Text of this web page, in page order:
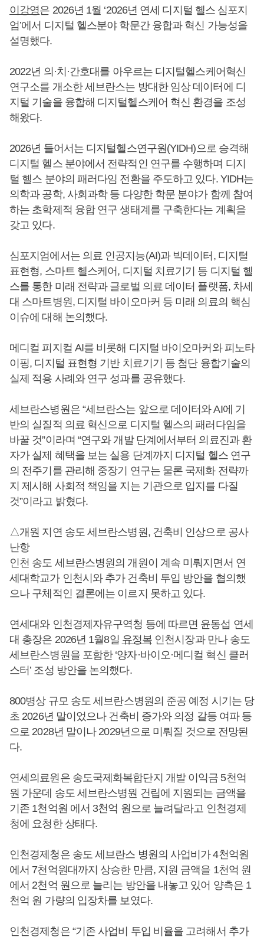
이강영은 2026년 1월 ‘2026년 연세 디지털 헬스 심포지
엄’에서 디지털 헬스분야 학문간 융합과 혁신 가능성을
설명했다.
2022년 의·치·간호대를 아우르는 디지털헬스케어혁신
연구소를 개소한 세브란스는 방대한 임상 데이터에 디
지털 기술을 융합해 디지털헬스케어 혁신 환경을 조성
해왔다.
2026년 들어서는 디지털헬스연구원(YIDH)으로 승격해
디지털 헬스 분야에서 전략적인 연구를 수행하며 디지
털 헬스 분야의 패러다임 전환을 주도하고 있다. YIDH는
의학과 공학, 사회과학 등 다양한 학문 분야가 함께 참여
하는 초학제적 융합 연구 생태계를 구축한다는 계획을
갖고 있다.
심포지엄에서는 의료 인공지능(AI)과 빅데이터, 디지털
표현형, 스마트 헬스케어, 디지털 치료기기 등 디지털 헬
스를 통한 미래 전략과 글로벌 의료 데이터 플랫폼, 차세
대 스마트병원, 디지털 바이오마커 등 미래 의료의 핵심
이슈에 대해 논의했다.
메디컬 피지컬 AI를 비롯해 디지털 바이오마커와 피노타
이핑, 디지털 표현형 기반 치료기기 등 첨단 융합기술의
실제 적용 사례와 연구 성과를 공유했다.
세브란스병원은 “세브란스는 앞으로 데이터와 AI에 기
반의 실질적 의료 혁신으로 디지털 헬스의 패러다임을
바꿀 것”이라며 “연구와 개발 단계에서부터 의료진과 환
자가 실제 혜택을 보는 실용 단계까지 디지털 헬스 연구
의 전주기를 관리해 중장기 연구는 물론 국제화 전략까
지 제시해 사회적 책임을 지는 기관으로 입지를 다질
것”이라고 밝혔다.
△개원 지연 송도 세브란스병원, 건축비 인상으로 공사
난항
인천 송도 세브란스병원의 개원이 계속 미뤄지면서 연
세대학교가 인천시와 추가 건축비 투입 방안을 협의했
으나 구체적인 결론에는 이르지 못하고 있다.
연세대와 인천경제자유구역청 등에 따르면 윤동섭 연세
대 총장은 2026년 1월8일 유정복 인천시장과 만나 송도
세브란스병원을 포함한 ‘양자·바이오·메디컬 혁신 클러
스터’ 조성 방안을 논의했다.
800병상 규모 송도 세브란스병원의 준공 예정 시기는 당
초 2026년 말이었으나 건축비 증가와 의정 갈등 여파 등
으로 2028년 말이나 2029년으로 미뤄질 것으로 전망된
다.
연세의료원은 송도국제화복합단지 개발 이익금 5천억
원 가운데 송도 세브란스병원 건립에 지원되는 금액을
기존 1천억원 에서 3천억 원으로 늘려달라고 인천경제
청에 요청한 상태다.
인천경제청은 송도 세브란스 병원의 사업비가 4천억원
에서 7천억원대까지 상승한 만큼, 지원 금액을 1천억 원
에서 2천억 원으로 늘리는 방안을 내놓고 있어 양측은 1
천억 원 가량의 입장차를 보였다.
인천경제청은 “기존 사업비 투입 비율을 고려해서 추가